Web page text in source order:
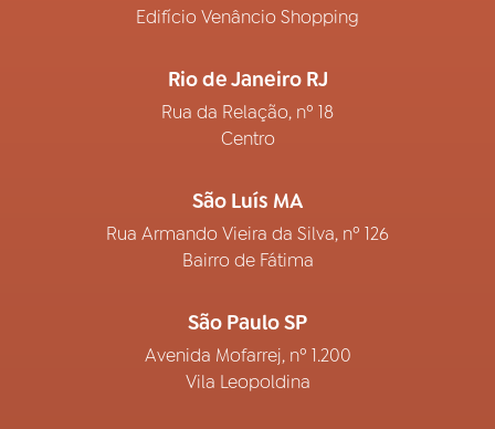
Edifício Venâncio Shopping
Rio de Janeiro RJ
Rua da Relação, nº 18
Centro
São Luís MA
Rua Armando Vieira da Silva, nº 126
Bairro de Fátima
São Paulo SP
Avenida Mofarrej, nº 1.200
Vila Leopoldina